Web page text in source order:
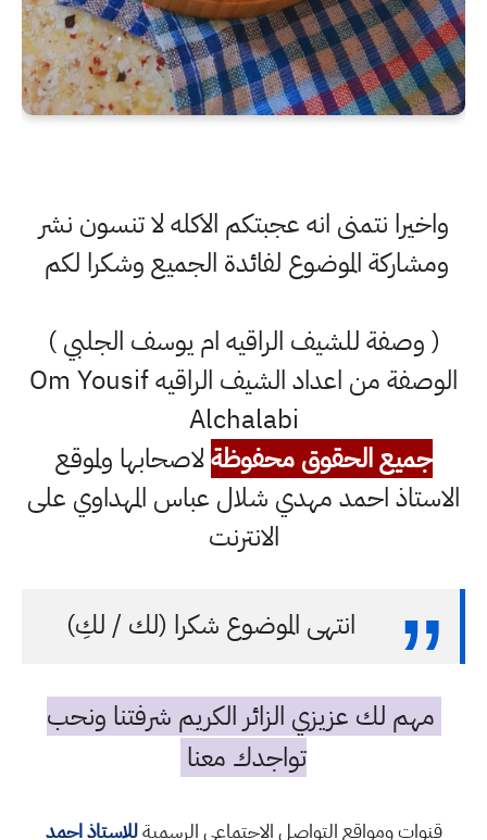
واخيرا نتمنى انه عجبتكم الاكله لا تنسون نشر
ومشاركة الموضوع لفائدة الجميع وشكرا لكم
( وصفة للشيف الراقيه ام يوسف الجلبي )
الوصفة من اعداد الشيف الراقيه Om Yousif
Alchalabi
جميع الحقوق محفوظةلاصحابها ولموقع
الاستاذ احمد مهدي شلال عباس المهداوي على
الانترنت
انتهى الموضوع شكرا (لك / لكِ)
مهم لك عزيزي الزائر الكريم شرفتنا ونحب
تواجدك معنا
قنوات ومواقع التواصل الاجتماعي الرسميةللاستاذ احمد